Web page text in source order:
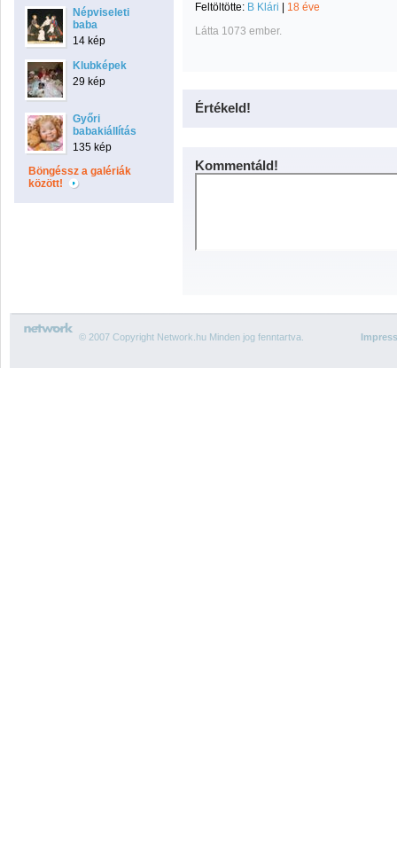
Népviseleti
baba
14 kép
Klubképek
29 kép
Győri
babakiállítás
135 kép
Böngéssz a galériák
között!
Feltöltötte: B Klári
18 éve
Látta 1073 ember.
Értékeld!
Kommentáld!
© 2007 Copyright Network.hu Minden jog fenntartva.